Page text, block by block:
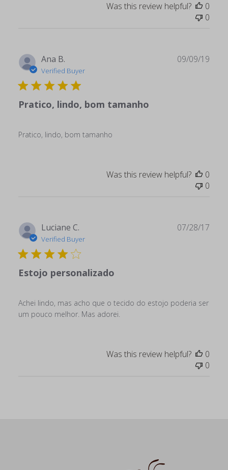
Was this review helpful?
0
0
Ana B.
Verified Buyer
Pratico, lindo, bom tamanho
Pratico, lindo, bom tamanho
09/09/19
Was this review helpful?
0
0
Luciane C.
Verified Buyer
Estojo personalizado
Achei lindo, mas acho que o tecido do estojo poderia ser
um pouco melhor. Mas adorei.
07/28/17
Was this review helpful?
0
0